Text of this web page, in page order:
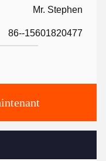
Mr. Stephen
86--15601820477